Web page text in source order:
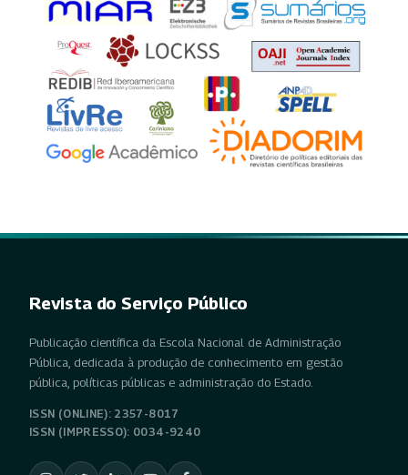
Revista do Serviço Público
Publicação científica da Escola Nacional de Administração
Pública, dedicada à produção de conhecimento em gestão
pública, políticas públicas e administração do Estado.
ISSN (ONLINE): 2357-8017
ISSN (IMPRESSO): 0034-9240